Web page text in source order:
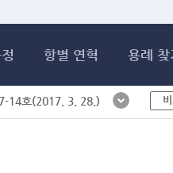
항별 연혁 용례 찾
14호(2017. 3. 28.)